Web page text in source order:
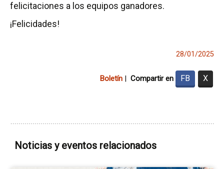
felicitaciones a los equipos ganadores.
¡Felicidades!
28/01/2025
Boletín | Compartir en FB X
Noticias y eventos relacionados